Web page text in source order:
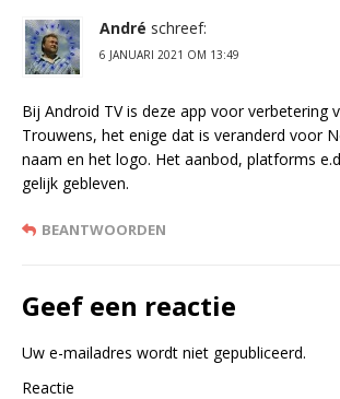
André schreef:
6 JANUARI 2021 OM 13:49
Bij Android TV is deze app voor verbetering
Trouwens, het enige dat is veranderd voor
naam en het logo. Het aanbod, platforms
gelijk gebleven.
BEANTWOORDEN
Geef een reactie
Uw e-mailadres wordt niet gepubliceerd.
Reactie